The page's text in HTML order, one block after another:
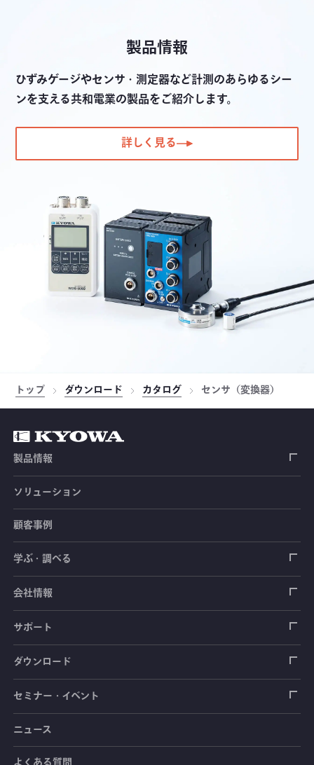
製品情報
ひずみゲージやセンサ・測定器など計測のあらゆるシー
ンを支える共和電業の製品をご紹介します。
詳しく見る
トップ ダウンロード カタログ センサ（変換器）
製品情報
ひずみゲージ
センサ（変換器）
ロードセル
加速度センサ
圧力センサ
トルクセンサ
土木建築用センサ
荷重計
土圧計
間隙水圧計
傾斜計
自動車用センサ
シートベルト張力計
操舵力・操舵角計
手ブレーキ計・チェンジレバー操作力計
踏力計
ホイールトルクセンサ
測定器
データロガー
指示計・表示器
増幅器（アンプ）
ハンディ測定器（チェッカ）
ソフトウェア
計測システム
道路用計測システム
鉄道用計測システム
ブリッジボックス
ケーブル・コネクタ
ソリューション
顧客事例
学ぶ・調べる
ひずみゲージ
センサ（変換器）
測定器
光ファイバ計測ソリューション - 学ぶ・調べる
共和技報
会社情報
拠点情報
会社概要
サポート
製品輸出時の取り扱いと該非判定書
毒物及び劇物譲受書
安全データシート（SDS）
カタログ・資料のダウンロード
ダウンロード
カタログ
取扱説明書
CADデータ
セミナー・イベント
セミナー・講習会
ニュース